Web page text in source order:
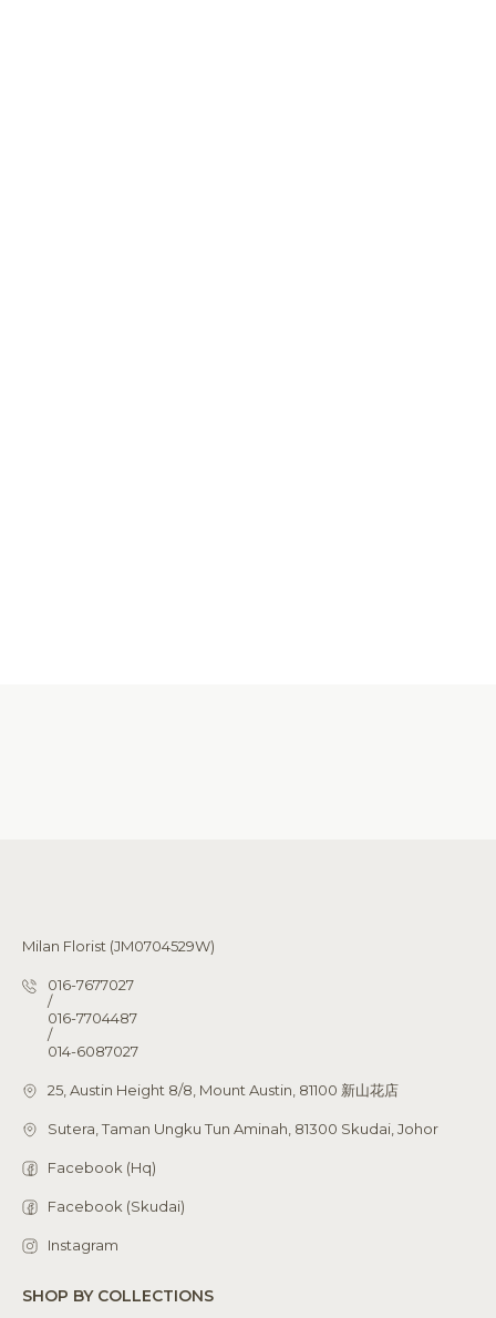
Milan Florist (JM0704529W)
016-7677027
/
016-7704487
/
014-6087027
25, Austin Height 8/8, Mount Austin, 81100 新山花店
Sutera, Taman Ungku Tun Aminah, 81300 Skudai, Johor
Facebook (Hq)
Facebook (Skudai)
Instagram
SHOP BY COLLECTIONS